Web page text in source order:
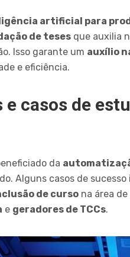
artificial para
de teses que auxilia
Isso garante um auxílio
e eficiência.
casos de
da
Alguns casos de sucesso
de curso na área
e geradores de TCCs.